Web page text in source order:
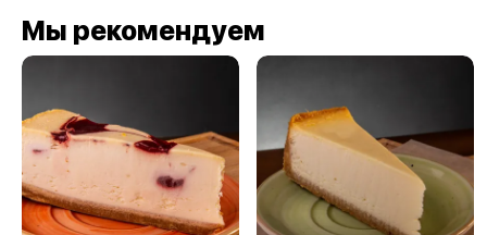
Мы рекомендуем